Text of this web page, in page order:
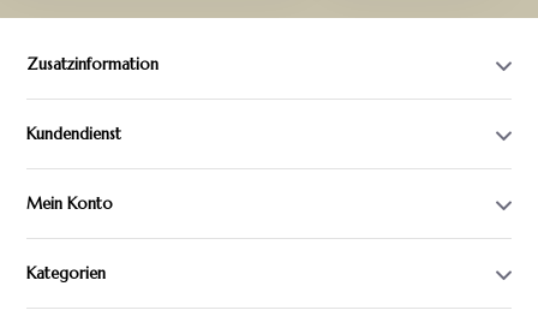
Zusatzinformation
Kundendienst
Mein Konto
Kategorien